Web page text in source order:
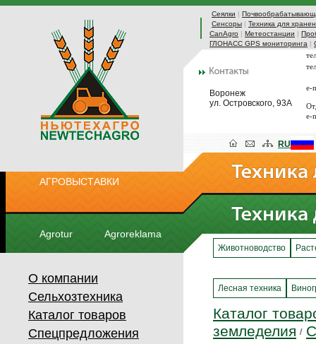
Сеялки |
Сенсоры | Техника для
CanAgro | Метеостанции |
ГЛОНАСС GPS мониторинга |
Воронеж
ул. Островского, 93А
e-
e-
АГРОВЫСТАВКИ
Agrotur Agroreklama
RU
О компании
Сельхозтехника
Каталог товаров
Спецпредложения
Животноводство
Лесная техника
Каталог
земледелия